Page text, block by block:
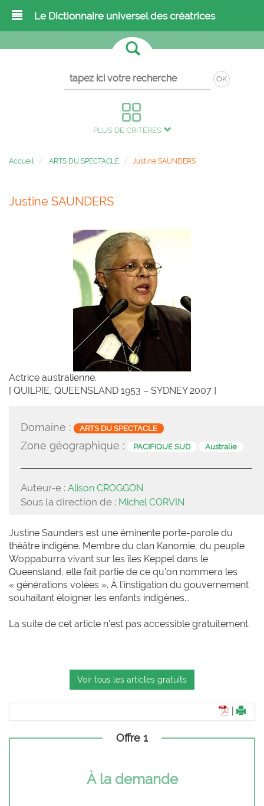
Le Dictionnaire universel des créatrices
OK
PLUS DE CRITÈRES
Accueil ARTS DU SPECTACLE Justine SAUNDERS
Justine SAUNDERS
Actrice australienne.
[ QUILPIE, QUEENSLAND 1953 – SYDNEY 2007 ]
Domaine : ARTS DU SPECTACLE
Zone géographique : PACIFIQUE SUD Australie
Auteur-e : Alison CROGGON
Sous la direction de : Michel CORVIN
Justine Saunders est une éminente porte-parole du
théâtre indigène. Membre du clan Kanomie, du peuple
Woppaburra vivant sur les îles Keppel dans le
Queensland, elle fait partie de ce qu’on nommera les
« générations volées ». À l’instigation du gouvernement
souhaitant éloigner les enfants indigènes...
La suite de cet article n'est pas accessible gratuitement.
Voir tous les articles gratuits
Offre 1
À la demande